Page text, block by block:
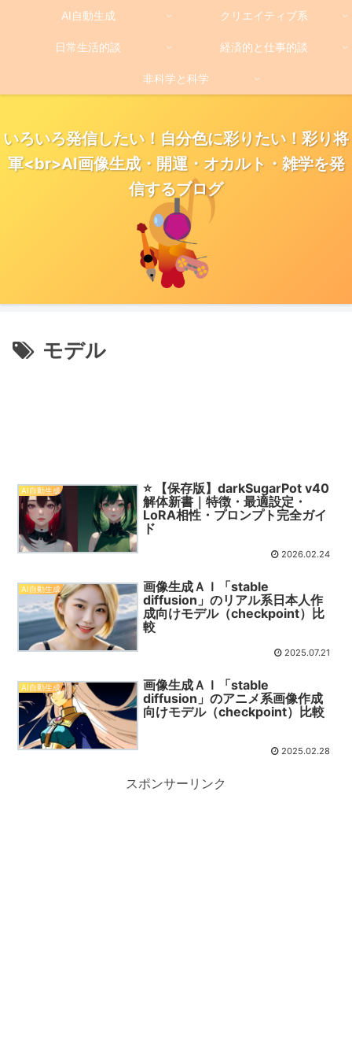
いろいろ発信したい！自分色に彩りたい！彩り将
軍<br>AI画像生成・開運・オカルト・雑学を発
信するブログ
AI自動生成 クリエイティブ系
日常生活的談 経済的と仕事的談
非科学と科学
モデル
AI自動生成
⭐ 【保存版】darkSugarPot v40
解体新書｜特徴・最適設定・
LoRA相性・プロンプト完全ガイ
ド
2026.02.24
AI自動生成
画像生成ＡＩ「stable
diffusion」のリアル系日本人作
成向けモデル（checkpoint）比
較
2025.07.21
AI自動生成
画像生成ＡＩ「stable
diffusion」のアニメ系画像作成
向けモデル（checkpoint）比較
2025.02.28
スポンサーリンク